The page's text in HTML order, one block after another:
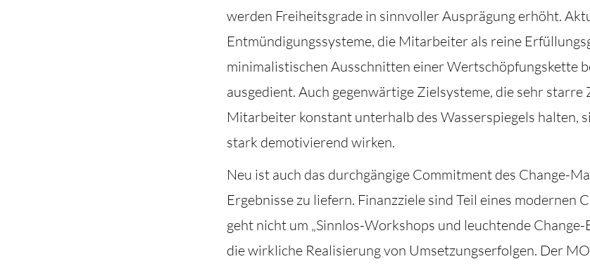
werden Freiheitsgrade in sinnvoller Ausprägung erhöht.
Entmündigungssysteme, die Mitarbeiter als reine
minimalistischen Ausschnitten einer Wertschöpfungskette
ausgedient. Auch gegenwärtige Zielsysteme, die sehr starre
Mitarbeiter konstant unterhalb des Wasserspiegels halten,
stark demotivierend wirken.
Neu ist auch das durchgängige Commitment des Change-
Ergebnisse zu liefern. Finanzziele sind Teil eines modernen
geht nicht um „Sinnlos-Workshops und leuchtende Change-
die wirkliche Realisierung von Umsetzungserfolgen. Der